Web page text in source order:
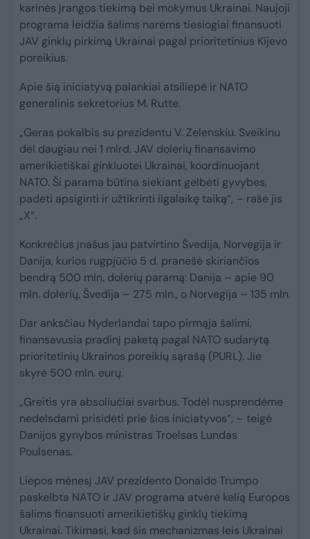
karinės įrangos tiekimą bei mokymus Ukrainai. Naujoji
programa leidžia šalims narėms tiesiogiai finansuoti
JAV ginklų pirkimą Ukrainai pagal prioritetinius Kijevo
poreikius.
Apie šią iniciatyvą palankiai atsiliepė ir NATO
generalinis sekretorius M. Rutte.
„Geras pokalbis su prezidentu V. Zelenskiu. Sveikinu
dėl daugiau nei 1 mlrd. JAV dolerių finansavimo
amerikietiškai ginkluotei Ukrainai, koordinuojant
NATO. Ši parama būtina siekiant gelbėti gyvybes,
padėti apsiginti ir užtikrinti ilgalaikę taiką“, – rašė jis
„X“.
Konkrečius įnašus jau patvirtino Švedija, Norvegija ir
Danija, kurios rugpjūčio 5 d. pranešė skiriančios
bendrą 500 mln. dolerių paramą: Danija – apie 90
mln. dolerių, Švedija – 275 mln., o Norvegija – 135 mln.
Dar anksčiau Nyderlandai tapo pirmąja šalimi,
finansavusia pradinį paketą pagal NATO sudarytą
prioritetinių Ukrainos poreikių sąrašą (PURL). Jie
skyrė 500 mln. eurų.
„Greitis yra absoliučiai svarbus. Todėl nusprendėme
nedelsdami prisidėti prie šios iniciatyvos“, – teigė
Danijos gynybos ministras Troelsas Lundas
Poulsenas.
Liepos mėnesį JAV prezidento Donaldo Trumpo
paskelbta NATO ir JAV programa atvėrė kelią Europos
šalims finansuoti amerikietiškų ginklų tiekimą
Ukrainai. Tikimasi, kad šis mechanizmas leis Ukrainai